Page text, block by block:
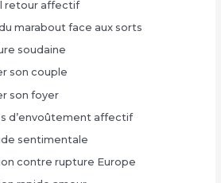
retour affectif
marabout face aux sorts
soudaine
son couple
son foyer
d’envoûtement affectif
sentimentale
contre rupture Europe